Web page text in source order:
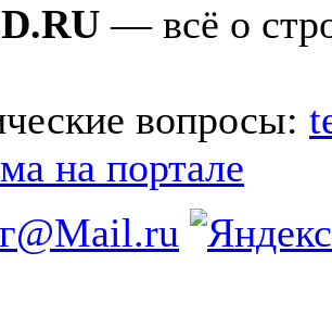
— всё о
вопросы:
на портале